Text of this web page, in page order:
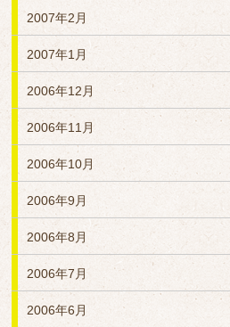
2007年2月
2007年1月
2006年12月
2006年11月
2006年10月
2006年9月
2006年8月
2006年7月
2006年6月